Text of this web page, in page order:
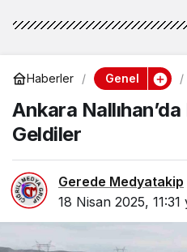
Haberler Genel
Ankara
Geldiler
Gerede Medyatakip
18 Nisan 2025, 11:31